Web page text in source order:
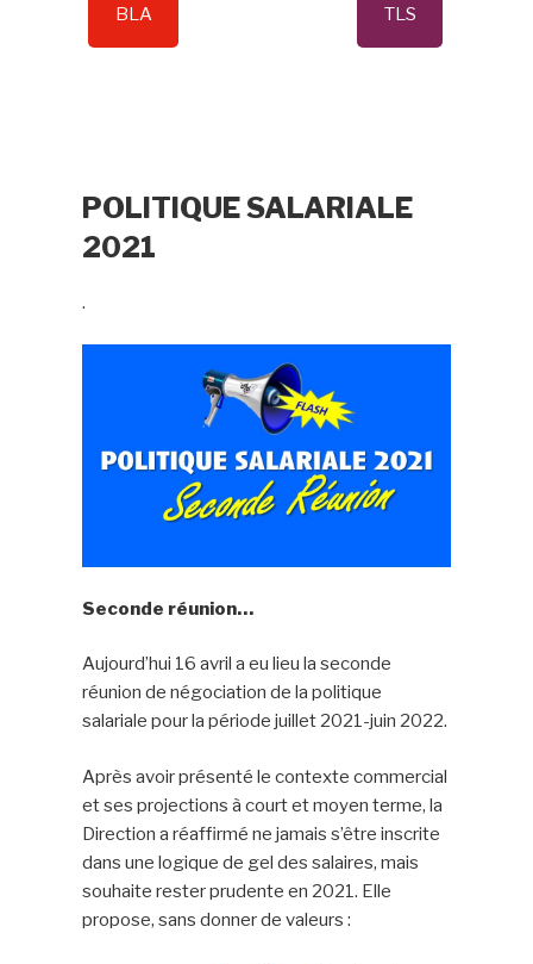
BLA TLS
POLITIQUE SALARIALE
2021
.
Seconde réunion…
Aujourd’hui 16 avril a eu lieu la seconde
réunion de négociation de la politique
salariale pour la période juillet 2021-juin 2022.
Après avoir présenté le contexte commercial
et ses projections à court et moyen terme, la
Direction a réaffirmé ne jamais s’être inscrite
dans une logique de gel des salaires, mais
souhaite rester prudente en 2021. Elle
propose, sans donner de valeurs :